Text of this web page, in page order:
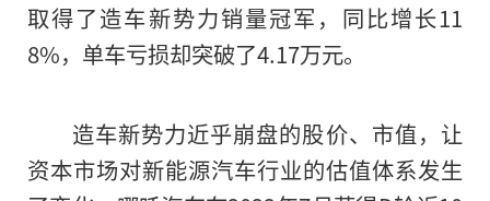
取得了造车新势力销量冠军，同比增长11
8%，单车亏损却突破了4.17万元。
造车新势力近乎崩盘的股价、市值，让
资本市场对新能源汽车行业的估值体系发生